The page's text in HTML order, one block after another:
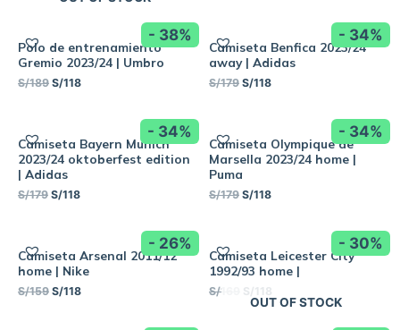
- 38%
Polo de entrenamiento
Gremio 2023/24 | Umbro
S/189 S/118
- 34%
Camiseta Benfica 2023/24
away | Adidas
S/179 S/118
- 34%
Camiseta Bayern Munich
2023/24 oktoberfest edition
| Adidas
S/179 S/118
- 34%
Camiseta Olympique de
Marsella 2023/24 home |
Puma
S/179 S/118
- 26%
Camiseta Arsenal 2011/12
home | Nike
S/159 S/118
- 30%
Camiseta Leicester City
1992/93 home |
S/169 S/118
OUT OF STOCK